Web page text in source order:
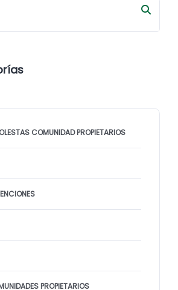
COMUNIDAD PROPIETARIOS
PROPIETARIOS